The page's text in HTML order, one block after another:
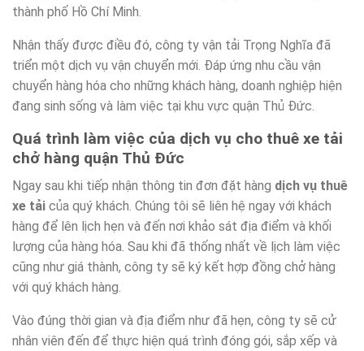
thành phố Hồ Chí Minh.
Nhận thấy được điều đó, công ty vận tải Trọng Nghĩa đã
triển một dịch vụ vận chuyển mới. Đáp ứng nhu cầu vận
chuyển hàng hóa cho những khách hàng, doanh nghiệp hiện
đang sinh sống và làm việc tại khu vực quận Thủ Đức.
Quá trình làm việc của dịch vụ cho thuê xe tải
chở hàng quận Thủ Đức
Ngay sau khi tiếp nhận thông tin đơn đặt hàng dịch vụ thuê
xe tải của quý khách. Chúng tôi sẽ liên hệ ngay với khách
hàng để lên lịch hẹn và đến nơi khảo sát địa điểm và khối
lượng của hàng hóa. Sau khi đã thống nhất về lịch làm việc
cũng như giá thành, công ty sẽ ký kết hợp đồng chở hàng
với quý khách hàng.
Vào đúng thời gian và địa điểm như đã hẹn, công ty sẽ cử
nhân viên đến để thực hiện quá trình đóng gói, sắp xếp và